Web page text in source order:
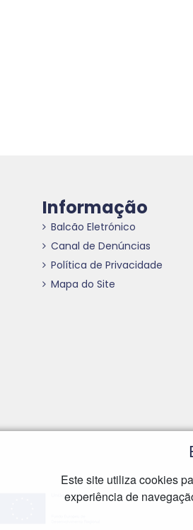
Informação
Balcão Eletrónico
Canal de Denúncias
Política de Privacidade
Mapa do Site
Hiperligação externa
Este site utiliza cookies
experiência de